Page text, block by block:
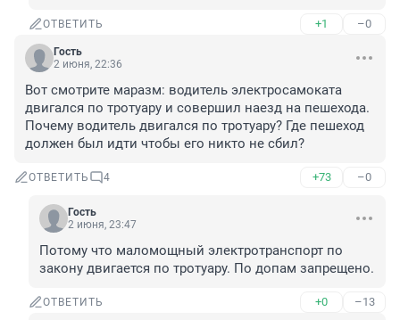
ОТВЕТИТЬ +1 –0
Гость
2 июня, 22:36
Вот смотрите маразм: водитель электросамоката
двигался по тротуару и совершил наезд на пешехода.
Почему водитель двигался по тротуару? Где пешеход
должен был идти чтобы его никто не сбил?
ОТВЕТИТЬ 4 +73 –0
Гость
2 июня, 23:47
Потому что маломощный электротранспорт по
закону двигается по тротуару. По допам запрещено.
ОТВЕТИТЬ +0 –13